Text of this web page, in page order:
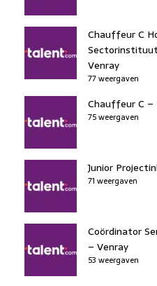
Chauffeur C
Venray
77 weergaven
Chauffeur C –
75 weergaven
Junior
71 weergaven
Coördinator
– Venray
53 weergaven